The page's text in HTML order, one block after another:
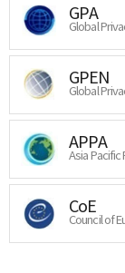
GPA
Global
GPEN
Global
APPA
Asia
CoE
Council of